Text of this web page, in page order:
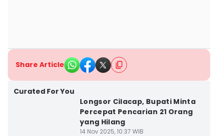
Share Article
Curated For You
Longsor Cilacap, Bupati Minta
Percepat Pencarian 21 Orang
yang Hilang
14 Nov 2025, 10:37 WIB